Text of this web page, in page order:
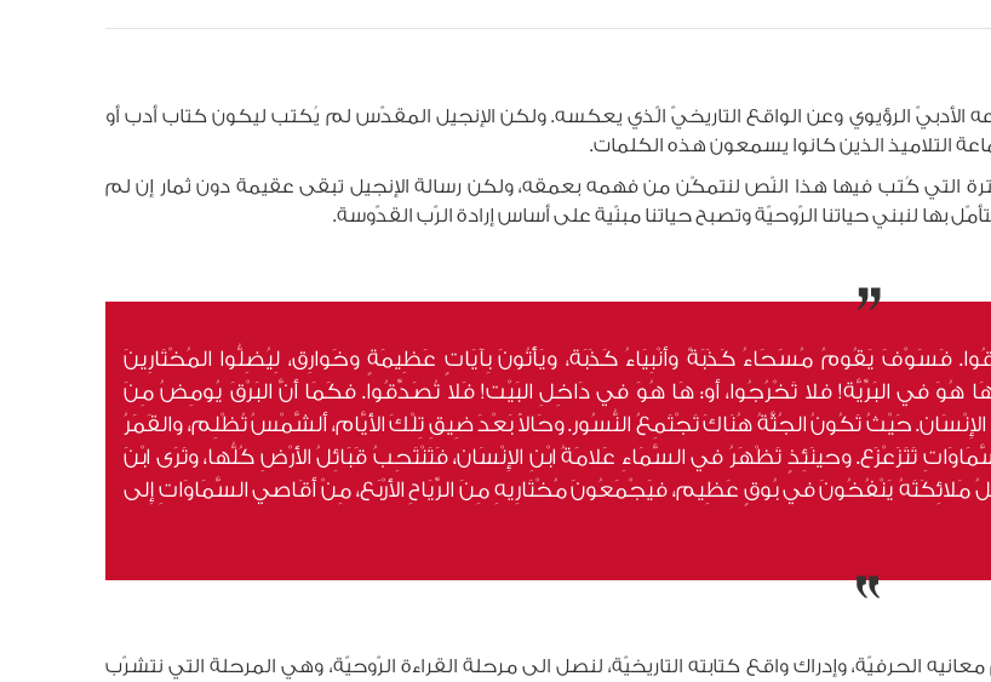
الرؤيوي وعن الواقع التاريخيّ الّذي يعكسه. ولكن الإنجيل المقدّس لم يُكتب ليكون كتاب أدب أو
التلاميذ الذين كانوا يسمعون هذه الكلمات.
التي كُتب فيها هذا النّص لنتمكّن من فهمه بعمقه، ولكن رسالة الإنجيل تبقى عقيمة دون ثمار إن لم
بها لنبني حياتنا الرّوحيّة وتصبح حياتنا مبنّية على أساس إرادة الرّب القدّوسة.
فَسَوْفَ يَقُومُ مُسَحَاءُ كَذَبَةٌ وأَنْبِيَاءُ كَذَبَة، ويَأْتُونَ بِآيَاتٍ عَظِيمَةٍ وخَوارِق، لِيُضِلُّوا المُخْتَارِينَ
هُوَ في البَرِّيَّة! فلا تَخْرُجُوا، أَو: هَا هُوَ في دَاخِلِ البَيْت! فَلا تُصَدِّقُوا. فكَمَا أَنَّ البَرْقَ يُومِضُ مِنَ
حَيْثُ تَكُونُ الجُثَّةُ هُنَاكَ تَجْتَمِعُ النُّسُور. وحَالاً بَعْدَ ضِيقِ تِلْكَ الأَيَّام، أَلشَّمْسُ تُظْلِم، والقَمَرُ
تَتَزَعْزَع. وحينَئِذٍ تَظْهَرُ في السَّمَاءِ عَلامَةُ ابْنِ الإِنْسَان، فَتَنْتَحِبُ قَبَائِلُ الأَرْضِ كُلُّها، وتَرَى ابْنَ
يَنْفُخُونَ في بُوقٍ عَظِيم، فيَجْمَعُونَ مُخْتَارِيهِ مِنَ الرِّيَاحِ الأَرْبَع، مِنْ أَقَاصي السَّمَاوَاتِ إِلى
الحرفيّة، وإدراك واقع كتابته التاريخيّة، لنصل الى مرحلة القراءة الرّوحيّة، وهي المرحلة التي نتشرّب